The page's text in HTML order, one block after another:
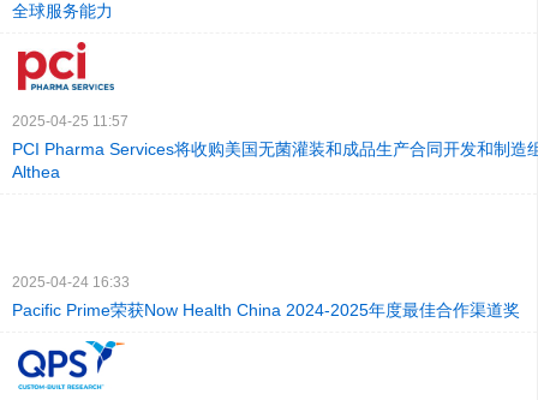
全球服务能力
2025-04-25 11:57
PCI Pharma Services将收购美国无菌灌装和成品生产合同开发和制造
Althea
2025-04-24 16:33
Pacific Prime荣获Now Health China 2024-2025年度最佳合作渠道奖